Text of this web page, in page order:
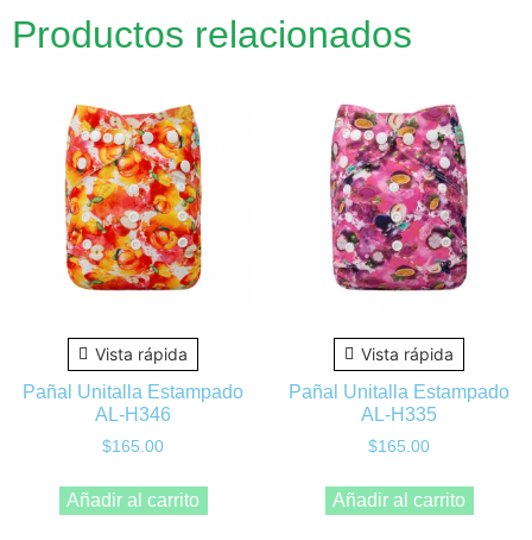
Productos relacionados
Vista rápida
Pañal Unitalla Estampado
AL-H346
$165.00
Añadir al carrito
Vista rápida
Pañal Unitalla Estampado
AL-H335
$165.00
Añadir al carrito